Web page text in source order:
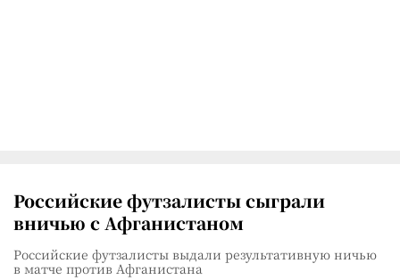
Российские футзалисты сыграли
вничью с Афганистаном
Российские футзалисты выдали результативную ничью
в матче против Афганистана